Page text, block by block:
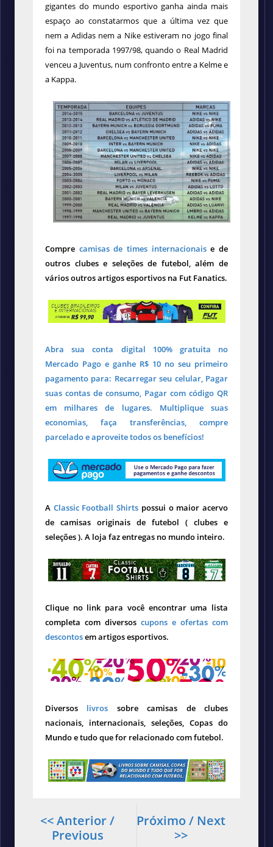
gigantes do mundo esportivo ganha ainda mais
espaço ao constatarmos que a última vez que
nem a Adidas nem a Nike estiveram no jogo final
foi na temporada 1997/98, quando o Real Madrid
venceu a Juventus, num confronto entre a Kelme e
a Kappa.
Compre camisas de times internacionaise de
outros clubes e seleções de futebol, além de
vários outros artigos esportivos na Fut Fanatics.
Abra sua conta digital 100% gratuita no
Mercado Pago e ganhe R$ 10 no seu primeiro
pagamento para: Recarregar seu celular, Pagar
suas contas de consumo, Pagar com código QR
em milhares de lugares. Multiplique suas
economias, faça transferências, compre
parcelado e aproveite todos os benefícios!
A Classic Football Shirts possui o maior acervo
de camisas originais de futebol ( clubes e
seleções ). A loja faz entregas no mundo inteiro.
Clique no link para você encontrar uma lista
completa com diversos cupons e ofertas com
descontosem artigos esportivos.
Diversos livros sobre camisas de clubes
nacionais, internacionais, seleções, Copas do
Mundo e tudo que for relacionado com futebol.
Próximo / Next
>>
<< Anterior /
Previous